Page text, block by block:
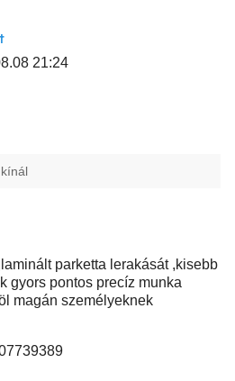
21:24
kínál
parketta lerakását ,kisebb
gyors pontos precíz munka
magán személyeknek